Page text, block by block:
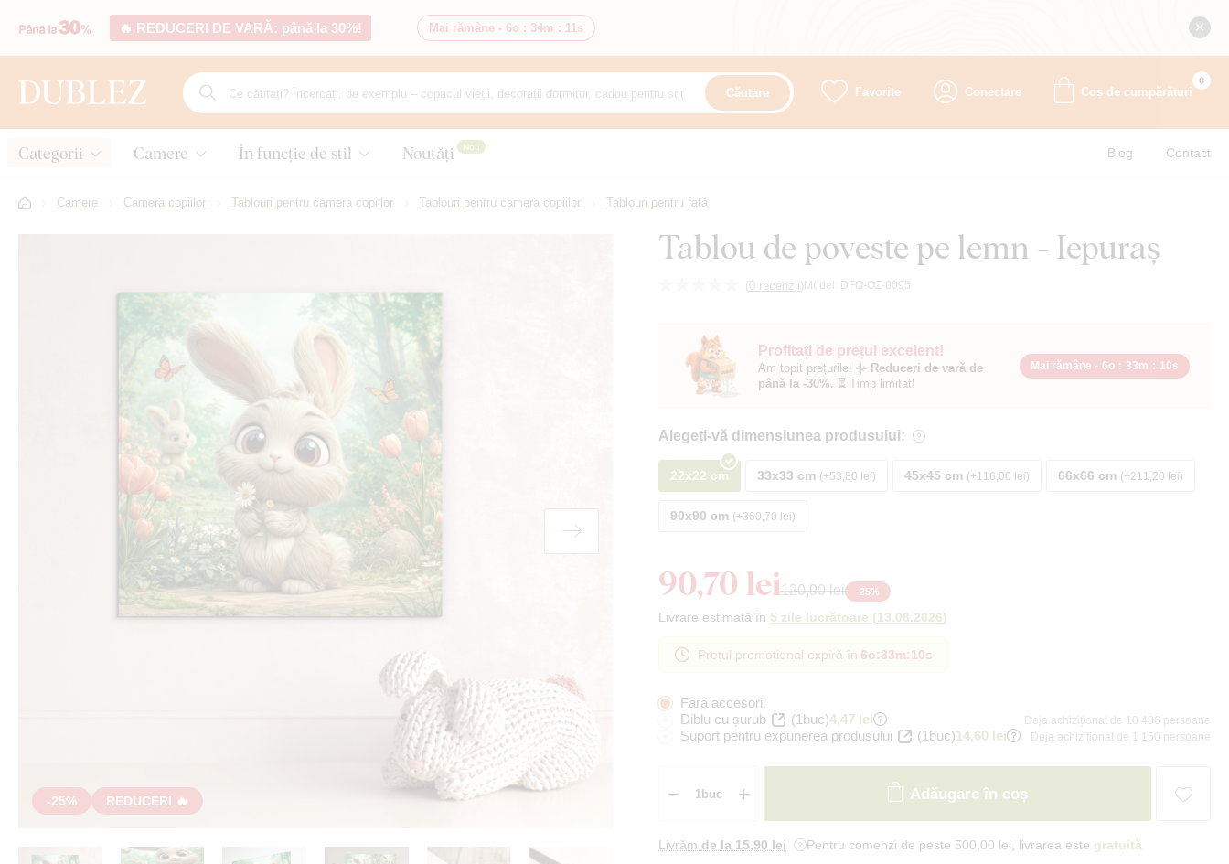
🔥 REDUCERI DE VARĂ: până la 30%! Mai rămâne - 6o : 34m : 10s
Căutare Favorite Conectare Coș de cumpărături
0
Categorii Camere În funcție de stil Noutăți Nou Blog Contact
Camere Camera copiilor Tablouri pentru camera copiilor Tablouri pentru camera copiilor Tablouri pentru fată
Tablou de poveste pe lemn - Iepuraș
(0 recenzii) Model: DFO-OZ-0095
-25% REDUCERI 🔥
Profitați de prețul excelent!
Am topit prețurile! ☀️ Reduceri de vară de
până la -30%. ⏳ Timp limitat!
Mai rămâne - 6o : 33m : 9s
Alegeți-vă dimensiunea produsului:
22x22 cm 33x33 cm +53,80 lei 45x45 cm +116,00 lei 66x66 cm +211,20 lei
90x90 cm +360,70 lei
90,70 lei120,90 lei -25%
Livrare estimată în 5 zile lucrătoare (13.08.2026)
Prețul promoțional expiră în 6o:33m:9s
Fără accesorii
Diblu cu șurub
(1buc)4,47 lei Deja achiziționat de 10 486 persoane
Suport pentru expunerea produsului (1buc)14,60 lei Deja achiziționat de 1 150 persoane
Adăugare în coș
Livrăm de la 15,90 lei Pentru comenzi de peste 500,00 lei, livrarea este gratuită